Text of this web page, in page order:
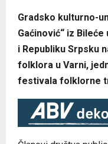
Gradsko kulturno-
Gaćinović“ iz
i Republiku Srpsku
folklora u Varni,
festivala folklorne